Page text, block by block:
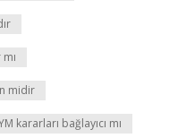
midir
kararları bağlayıcı mı